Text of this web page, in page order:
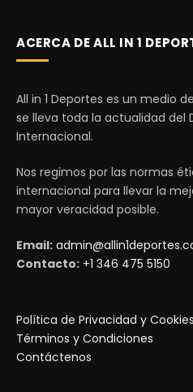
ACERCA DE ALL IN 1
All in 1 Deportes es un medio
se lleva toda la actualidad del
Internacional.
Nos regimos por las normas
internacional para llevar la
mayor veracidad posible.
Email:
Contacto: +1 346 475 5150
Política de Privacidad y Cookies
Términos y Condiciones
Contáctenos